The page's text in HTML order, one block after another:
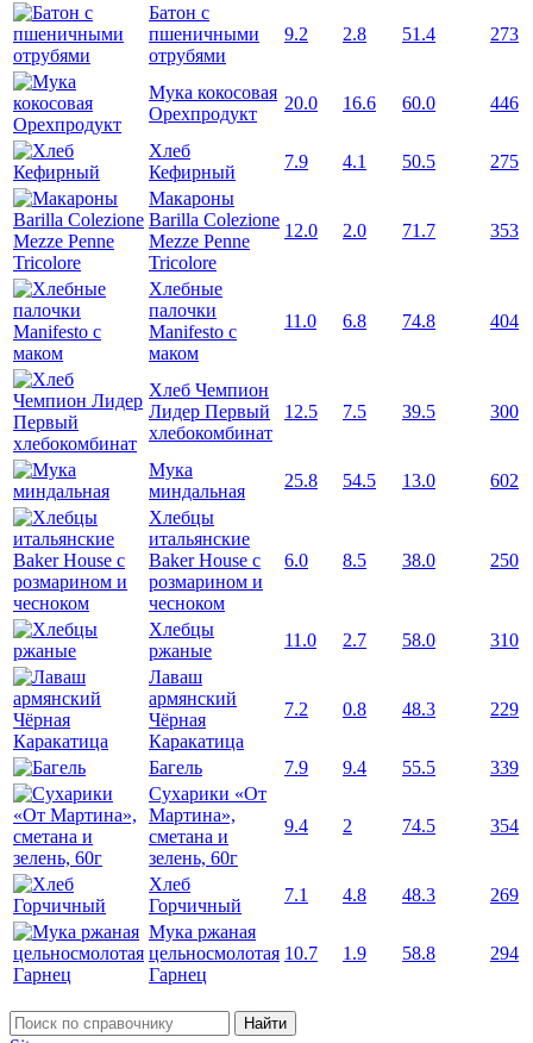
Батон с
пшеничными
отрубями
9.2 2.8 51.4 273
Мука кокосовая
Орехпродукт
20.0 16.6 60.0 446
Хлеб
Кефирный
7.9 4.1 50.5
275
Макароны
Barilla Colezione
Mezze Penne
Tricolore
12.0 2.0 71.7 353
Хлебные
палочки
Manifesto с
маком
11.0 6.8 74.8 404
Хлеб Чемпион
Лидер Первый
хлебокомбинат
12.5 7.5 39.5 300
Мука
миндальная
25.8 54.5 13.0
602
Хлебцы
итальянские
Baker House с
розмарином и
чесноком
6.0 8.5 38.0 250
Хлебцы
ржаные
11.0 2.7 58.0
310
Лаваш
армянский
Чёрная
Каракатица
7.2 0.8 48.3 229
Багель 7.9 9.4 55.5
339
Сухарики «От
Мартина»,
сметана и
зелень, 60г
9.4 2 74.5 354
Хлеб
Горчичный
7.1 4.8 48.3
269
Мука ржаная
цельносмолотая
Гарнец
10.7 1.9 58.8 294
Найти